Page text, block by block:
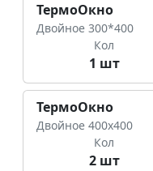
ТермоОкно
Двойное 300*400
Кол
1 шт
ТермоОкно
Двойное 400х400
Кол
2 шт